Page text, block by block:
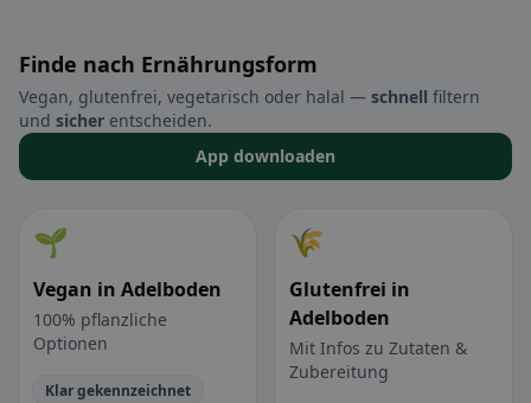
Finde nach Ernährungsform
Vegan, glutenfrei, vegetarisch oder halal — schnell filtern
und sicher entscheiden.
App downloaden
🌱
Vegan in Adelboden
100% pflanzliche
Optionen
Klar gekennzeichnet
🌾
Glutenfrei in
Adelboden
Mit Infos zu Zutaten &
Zubereitung